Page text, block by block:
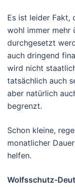
Es ist leider Fakt,
wohl immer mehr
durchgesetzt
auch dringend
wird nicht
tatsächlich auch
aber natürlich
begrenzt.
Schon kleine,
monatlicher
helfen.
Wolfsschutz-